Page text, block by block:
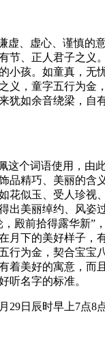
、虚心、谨慎的意
节、正人君子之义
小孩。如童真，无
义，童字五行为金
犹如余音绕梁，自
个词语使用，由
品精巧、美丽的含
花似玉、受人珍视
出美丽绰约、风姿
殿前拾得露华新”
月下的美好样子，
行为金，契合宝宝
着美好的寓意，而
听名字的标准。
29日辰时早上7点8